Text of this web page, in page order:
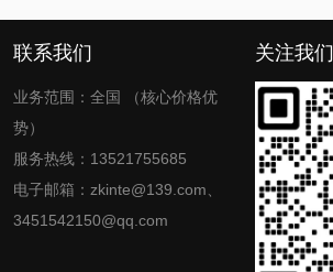
联系我们
业务范围：全国 （核心价格优
势）
服务热线：13521755685
电子邮箱：zkinte@139.com、
3451542150@qq.com
关注我们